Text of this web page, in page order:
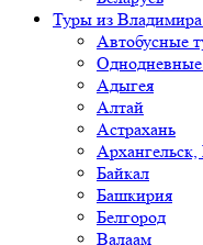
Туры из Владимира
Автобусные
Адыгея
Алтай
Астрахань
Байкал
Башкирия
Белгород
Валаам